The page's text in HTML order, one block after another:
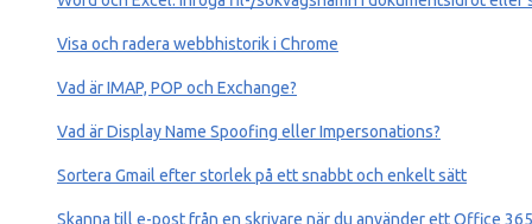
Visa och radera webbhistorik i Chrome
Vad är IMAP, POP och Exchange?
Vad är Display Name Spoofing eller Impersonations?
Sortera Gmail efter storlek på ett snabbt och enkelt sätt
Skanna till e-post från en skrivare när du använder ett Office